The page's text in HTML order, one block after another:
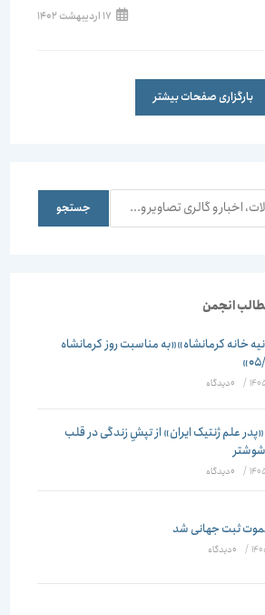
نوشته
منتشر
17 اردیبهشت 1402
بارگزاری صفحات بیشتر
جستجو
انجمن
کرمانشاه»«به مناسبت روز کرمانشاه
/ ۰ دیدگاه
علم ژنتیک ایران» از تپشِ زندگی در قلب
/ ۰ دیدگاه
ثبت جهانی شد
/ ۰ دیدگاه